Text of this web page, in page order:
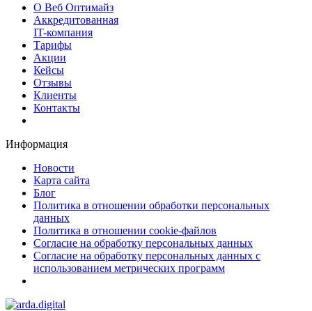
О Веб Оптимайз
Аккредитованная
IT-компания
Тарифы
Акции
Кейсы
Отзывы
Клиенты
Контакты
Информация
Новости
Карта сайта
Блог
Политика в отношении обработки персональных
данных
Политика в отношении cookie-файлов
Согласие на обработку персональных данных
Согласие на обработку персональных данных с
использованием метрических программ